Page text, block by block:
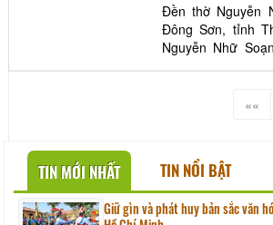
Đền thờ Nguyễn
Đông Sơn, tỉnh Thanh
Nguyễn Nhữ
liền với tên tuổi
Lê sơ. Nguyễn
được biết đến là một
««
TIN MỚI NHẤT TIN NỔI BẬT
Giữ gìn và phát huy bản sắc văn